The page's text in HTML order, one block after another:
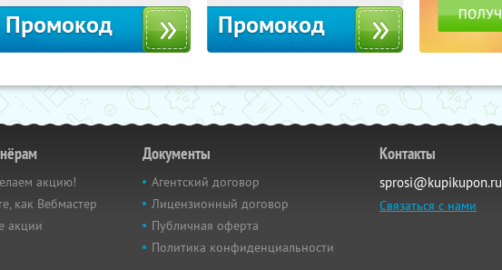
Промокод Промокод
акцию!
как Вебмастер
акции
Документы
Агентский договор
Лицензионный договор
Публичная оферта
Политика конфиденциальности
Контакты
sprosi@kupikupon.ru
Связаться с нами